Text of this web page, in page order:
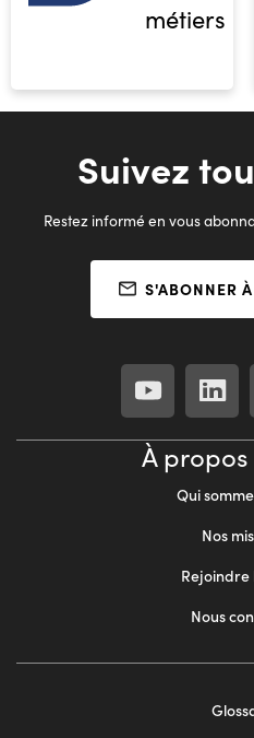
métiers
Suivez
Restez informé en vous
S'ABONNER
À
Qui
Nos
Nous